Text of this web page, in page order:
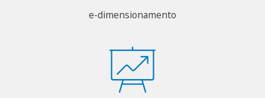
e-dimensionamento